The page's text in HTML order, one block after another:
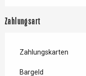
Zahlungsart
Zahlungskarten
Bargeld